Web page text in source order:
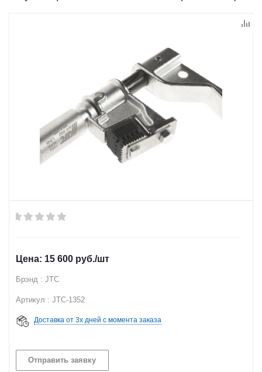
15 600 руб./шт
Брэнд : JTC
Артикул : JTC-1352
Доставка от 3х дней с момента заказа
Отправить заявку